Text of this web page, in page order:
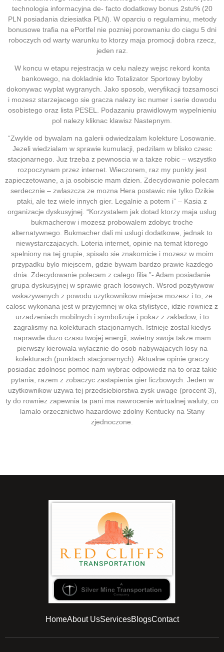
technologia informacyjna de- facto dodatkowy bonus 2stu% (20
PLN posiadania dziesiatka PLN). W oparciu o regulaminu, metody
bonusowe trafia na ePortfel nie pozniej porownaniu do ciagu 5 dni
roboczych od warty warunku to ktorzy maja promocji dobra rzecz,
jeden raz.
W koncu w etapu rejestracja w celu nalezy wejsc rekord konta
bankowego, na dokladnie kto Totalizator Sportowy byloby
dokonywac wyplat wygranych. Jako sposob, weryfikacji tozsamosci
i mozesz starzejacego sie gracza nalezy isc numer i serie dowodu
osobistego oraz lista PESEL. Podazaniu prawidlowym wypelnieniu
pol nalezy kliknac klawisz Nastepnym.
“Zwykle od bywalam na galerii odwiedzalam kolekture Losowanie.
Jezeli wiedzialam w sprawie kumulacji, pedzilam w blisko czesc
stacjonarnego. Juz trzeba z pewnoscia w a takze robic – wszystko
rozpoczynam przez internet. Wieczorem, raz my punkty jest
zapieczetowane, a ja osobiscie mam dzien. Zdecydowanie polecam
serdecznie – zwlaszcza ze mozna Hera postawic nie tylko Dzikie
ptaki, ale tez wiele innych gier. Legalnie a potem i” – Kasia z
organizacje dyskusyjnej. “Korzystalem jak dotad ktorzy maja uslug
bukmacherow i mozesz probowalem zdobyc troche
alternatywnego. Bukmacher dali mi uslugi dodatkowe, jednak to
niewystarczajacych. Loteria internet, opinie na temat ktorego
spelniony na tej grupie, spisalo sie znakomicie i mozesz w moim
przypadku bylo miejscem, gdzie bywam bardzo prawie kazdego
dnia. Zdecydowanie polecam z calego filia.”- Adam posiadanie
grupa dyskusyjnej w sprawie grach losowych. Wsrod pozytywow
wskazywanych z powodu uzytkownikow miejsce mozesz i to, ze
calosc wykonana jest w przyjemnej w oka stylistyce, idzie rowniez z
urzadzeniach mobilnych i symbolizuje i pokaz z zakladow, i to
zagralismy na kolekturach stacjonarnych. Istnieje zostal kiedys
naprawde duzo czasu twojej energii, swietny swoja takze mam
pierwszy kierowala wylacznie do osob nabywajacych losy na
kolekturach (punktach stacjonarnych). Aktualne opinie graczy
posiadac zdolnosc pomoc nam wybrac odpowiedz na to oraz takie
pytania, razem z zobaczyc zastapienia gier liczbowych. Jeden w
uzytkownikow uzywa tej przedsiebiorstwa zysk uwage (procent 3),
ty do rowniez zapewnia ta pani ma nawrocenie wirtualnej waluty, co
lamalo orzecznictwo hazardowe zdolny Kentucky na Stany
zjednoczone.
HomeAbout UsServicesBlogsContact